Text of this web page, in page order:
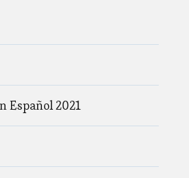
Español 2021